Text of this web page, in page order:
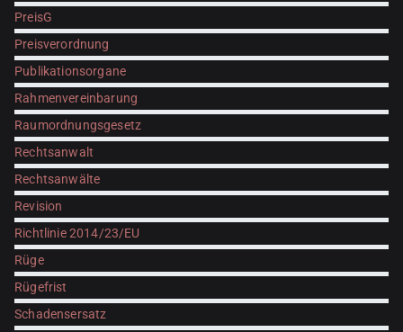
PreisG
Preisverordnung
Publikationsorgane
Rahmenvereinbarung
Raumordnungsgesetz
Rechtsanwalt
Rechtsanwälte
Revision
Richtlinie 2014/23/EU
Rüge
Rügefrist
Schadensersatz